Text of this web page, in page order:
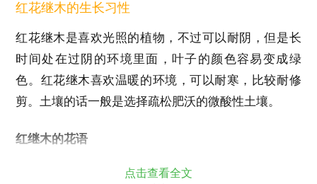
红花继木的生长习性
红花继木是喜欢光照的植物，不过可以耐阴，但是长
时间处在过阴的环境里面，叶子的颜色容易变成绿
色。红花继木喜欢温暖的环境，可以耐寒，比较耐修
剪。土壤的话一般是选择疏松肥沃的微酸性土壤。
红继木的花语
红花继木的花语是发财，幸福和相伴一生。
点击查看全文